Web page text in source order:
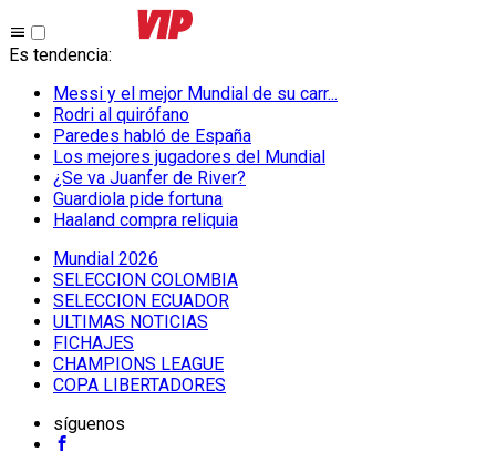
Es tendencia:
Messi y el mejor Mundial de su carr...
Rodri al quirófano
Paredes habló de España
Los mejores jugadores del Mundial
¿Se va Juanfer de River?
Guardiola pide fortuna
Haaland compra reliquia
Mundial 2026
SELECCION COLOMBIA
SELECCION ECUADOR
ULTIMAS NOTICIAS
FICHAJES
CHAMPIONS LEAGUE
COPA LIBERTADORES
síguenos